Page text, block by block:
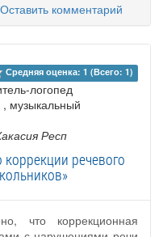
Оставить комментарий
Средняя оценка: 1 (Всего: 1)
логопед
, музыкальный
Респ
речевого
что коррекционная